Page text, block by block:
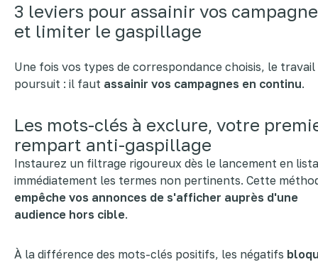
3 leviers pour assainir vos
et limiter le gaspillage
Une fois vos types de correspondance choisis, le travail
poursuit : il faut assainir vos campagnes en continu.
Les mots-clés à exclure, votre
rempart anti-gaspillage
Instaurez un filtrage rigoureux dès le lancement en
immédiatement les termes non pertinents. Cette
empêche vos annonces de s'afficher auprès d'une
audience hors cible.
À la différence des mots-clés positifs, les négatifs